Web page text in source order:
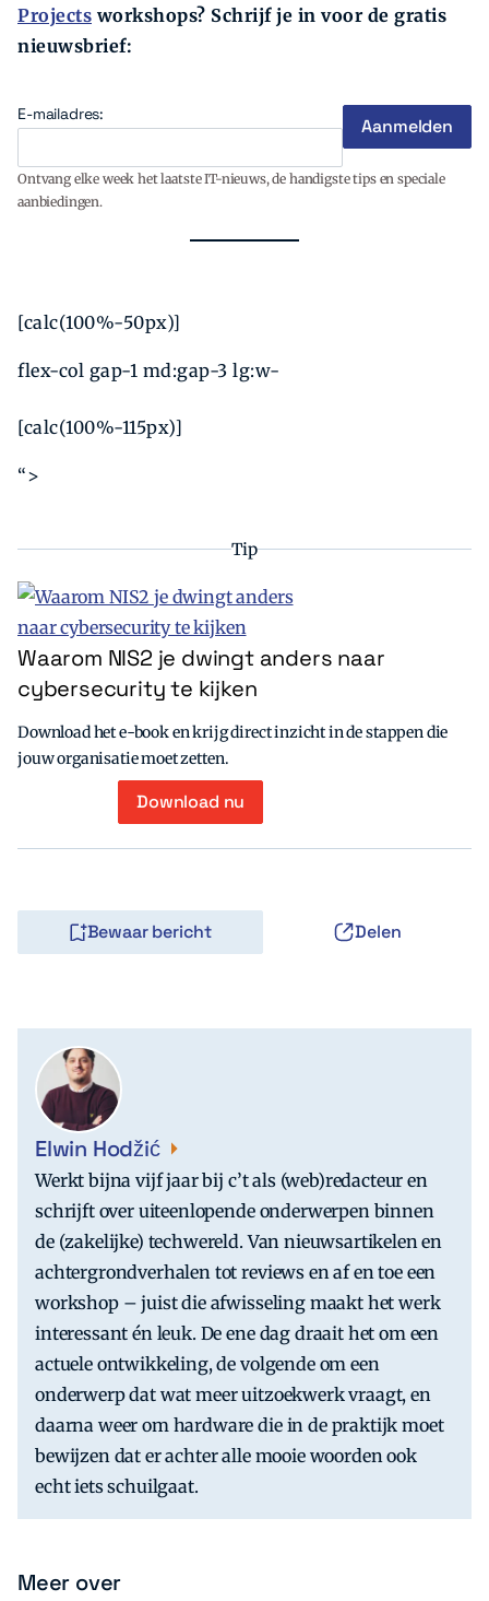
Projects workshops? Schrijf je in voor de gratis
nieuwsbrief:
E-mailadres:
Ontvang elke week het laatste IT-nieuws, de handigste tips en speciale
aanbiedingen.
[calc(100%-50px)]
flex-col gap-1 md:gap-3 lg:w-
[calc(100%-115px)]
“>
Tip
Waarom NIS2 je dwingt anders naar
cybersecurity te kijken
Download het e-book en krijg direct inzicht in de stappen die
jouw organisatie moet zetten.
Download nu
Bewaar bericht Delen
Elwin Hodžić
Werkt bijna vijf jaar bij c’t als (web)redacteur en
schrijft over uiteenlopende onderwerpen binnen
de (zakelijke) techwereld. Van nieuwsartikelen en
achtergrondverhalen tot reviews en af en toe een
workshop – juist die afwisseling maakt het werk
interessant én leuk. De ene dag draait het om een
actuele ontwikkeling, de volgende om een
onderwerp dat wat meer uitzoekwerk vraagt, en
daarna weer om hardware die in de praktijk moet
bewijzen dat er achter alle mooie woorden ook
echt iets schuilgaat.
Meer over